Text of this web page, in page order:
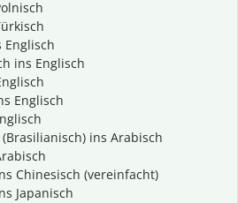
Englisch
ins Englisch
Englisch
ins Arabisch
Chinesisch (vereinfacht)
Japanisch